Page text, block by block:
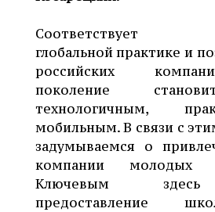
Соответствует
глобальной практике и
российских
поколение
технологичным,
мобильным. В связи с
задумываемся о
компании молодых
Ключевым здесь
предоставление